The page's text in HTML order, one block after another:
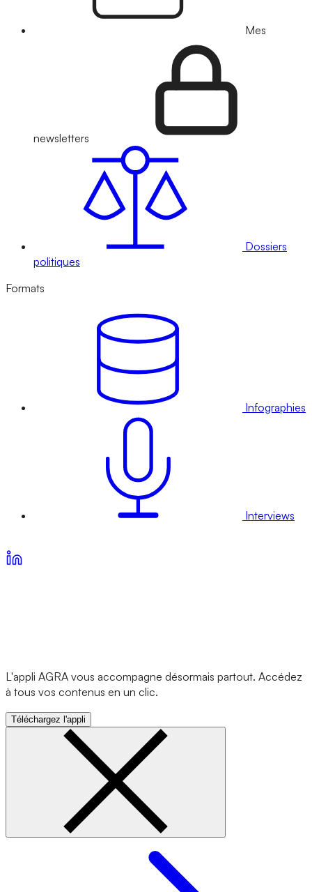
Mes
newsletters
Dossiers
politiques
Formats
Infographies
Interviews
L'appli AGRA vous accompagne désormais partout. Accédez
à tous vos contenus en un clic.
Téléchargez l'appli